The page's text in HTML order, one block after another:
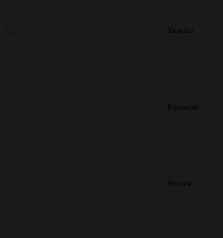
Україна
Індонезія
Японія